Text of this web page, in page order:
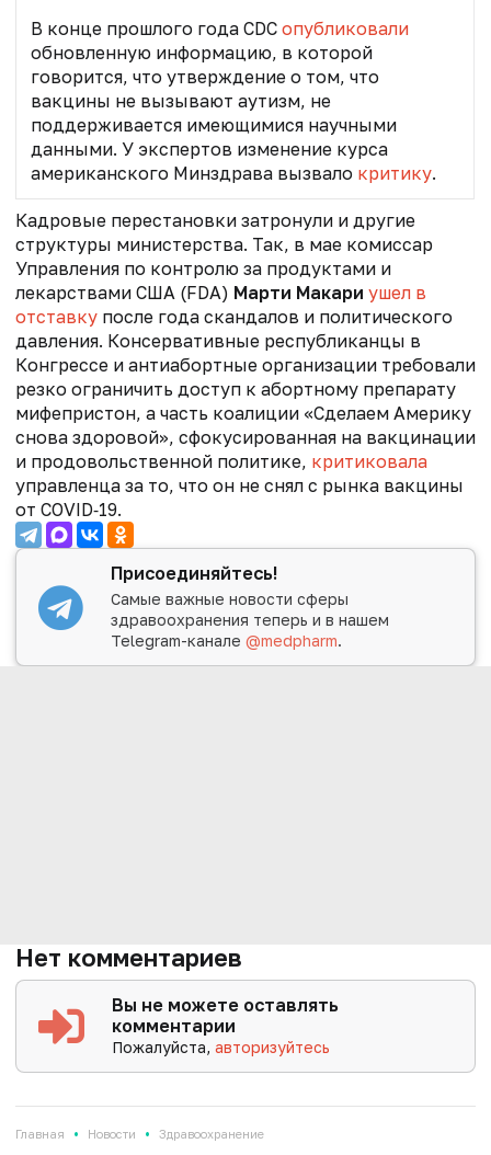
В конце прошлого года CDC опубликовали
обновленную информацию, в которой
говорится, что утверждение о том, что
вакцины не вызывают аутизм, не
поддерживается имеющимися научными
данными. У экспертов изменение курса
американского Минздрава вызвало критику.
Кадровые перестановки затронули и другие
структуры министерства. Так, в мае комиссар
Управления по контролю за продуктами и
лекарствами США (FDA) Марти Макари ушел в
отставку после года скандалов и политического
давления. Консервативные республиканцы в
Конгрессе и антиабортные организации требовали
резко ограничить доступ к абортному препарату
мифепристон, а часть коалиции «Сделаем Америку
снова здоровой», сфокусированная на вакцинации
и продовольственной политике, критиковала
управленца за то, что он не снял с рынка вакцины
от COVID‑19.
Присоединяйтесь!
Самые важные новости сферы
здравоохранения теперь и в нашем
Telegram-канале@medpharm.
Нет комментариев
Вы не можете оставлять
комментарии
Пожалуйста,авторизуйтесь
Главная • Новости • Здравоохранение